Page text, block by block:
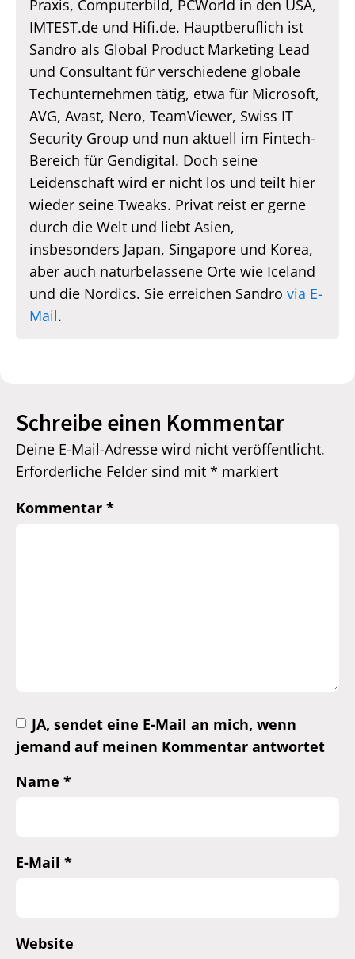
Praxis, Computerbild, PCWorld in den USA,
IMTEST.de und Hifi.de. Hauptberuflich ist
Sandro als Global Product Marketing Lead
und Consultant für verschiedene globale
Techunternehmen tätig, etwa für Microsoft,
AVG, Avast, Nero, TeamViewer, Swiss IT
Security Group und nun aktuell im Fintech-
Bereich für Gendigital. Doch seine
Leidenschaft wird er nicht los und teilt hier
wieder seine Tweaks. Privat reist er gerne
durch die Welt und liebt Asien,
insbesonders Japan, Singapore und Korea,
aber auch naturbelassene Orte wie Iceland
und die Nordics. Sie erreichen Sandro via E-
Mail.
Schreibe einen Kommentar
Deine E-Mail-Adresse wird nicht veröffentlicht.
Erforderliche Felder sind mit * markiert
Kommentar *
JA, sendet eine E-Mail an mich, wenn
jemand auf meinen Kommentar antwortet
Name *
E-Mail *
Website